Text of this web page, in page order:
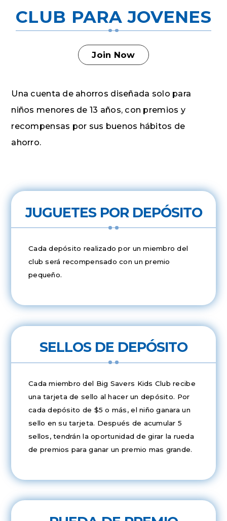
CLUB PARA JOVENES
Join Now
Una cuenta de ahorros diseñada solo para
niños menores de 13 años, con premios y
recompensas por sus buenos hábitos de
ahorro.
JUGUETES POR DEPÓSITO
Cada depósito realizado por un miembro del
club será recompensado con un premio
pequeño.
SELLOS DE DEPÓSITO
Cada miembro del Big Savers Kids Club recibe
una tarjeta de sello al hacer un depósito. Por
cada depósito de $5 o más, el niño ganara un
sello en su tarjeta. Después de acumular 5
sellos, tendrán la oportunidad de girar la rueda
de premios para ganar un premio mas grande.